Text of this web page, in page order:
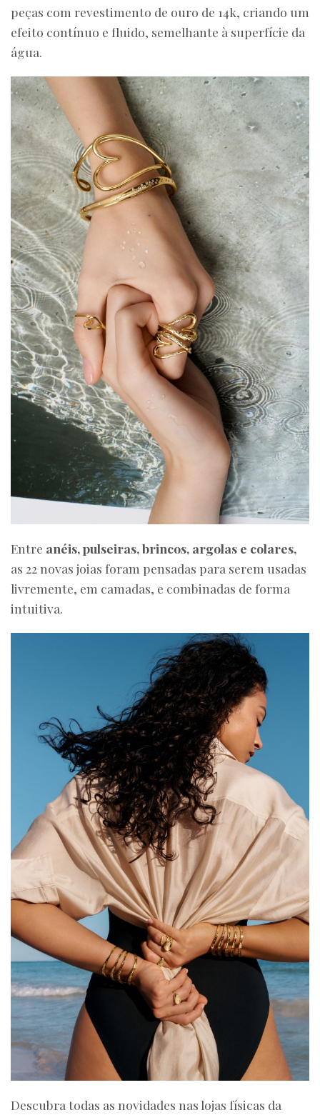
peças com revestimento de ouro de 14k, criando um
efeito contínuo e fluido, semelhante à superfície da
água.
Entre anéis, pulseiras, brincos, argolas e colares,
as 22 novas joias foram pensadas para serem usadas
livremente, em camadas, e combinadas de forma
intuitiva.
Descubra todas as novidades nas lojas físicas da